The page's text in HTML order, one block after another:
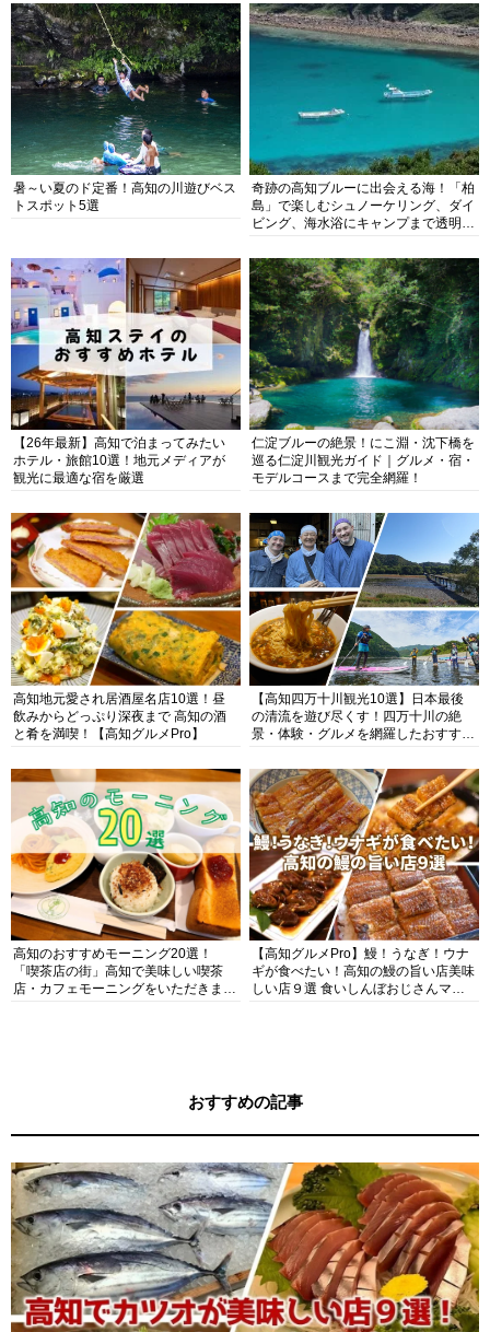
暑～い夏のド定番！高知の川遊びベス
トスポット5選
奇跡の高知ブルーに出会える海！「柏
島」で楽しむシュノーケリング、ダイ
ビング、海水浴にキャンプまで透明度
【26年最新】高知で泊まってみたい
ホテル・旅館10選！地元メディアが
観光に最適な宿を厳選
仁淀ブルーの絶景！にこ淵・沈下橋を
巡る仁淀川観光ガイド｜グルメ・宿・
モデルコースまで完全網羅！
高知地元愛され居酒屋名店10選！昼
飲みからどっぷり深夜まで 高知の酒
と肴を満喫！【高知グルメPro】
【高知四万十川観光10選】日本最後
の清流を遊び尽くす！四万十川の絶
景・体験・グルメを網羅したおすすめ
高知のおすすめモーニング20選！
「喫茶店の街」高知で美味しい喫茶
店・カフェモーニングをいただきま
【高知グルメPro】鰻！うなぎ！ウナ
ギが食べたい！高知の鰻の旨い店美味
しい店９選 食いしんぼおじさんマッ
おすすめの記事